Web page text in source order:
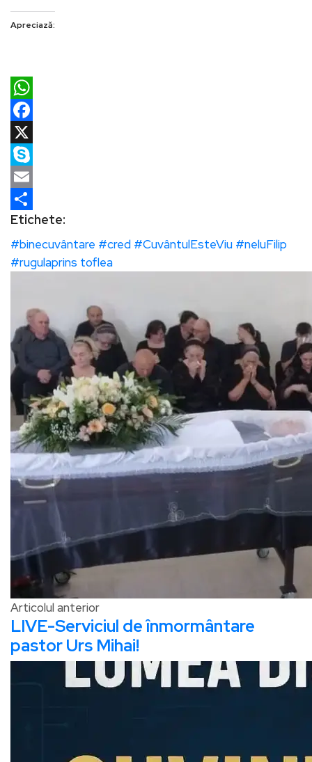
Apreciază:
WhatsApp
Facebook
X
Skype
Email
Partajează
Etichete:
#binecuvântare #cred #CuvântulEsteViu #neluFilip
#rugulaprins toflea
Articolul anterior
LIVE-Serviciul de înmormântare
pastor Urs Mihai!